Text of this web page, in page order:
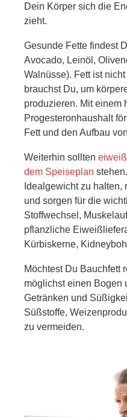
Dein Körper sich die
zieht.
Gesunde Fette findest
Avocado, Leinöl,
Walnüsse). Fett ist
brauchst Du, um
produzieren. Mit einem
Progesteronhaushalt
Fett und den Aufbau
Weiterhin sollten
dem Speiseplan
Idealgewicht zu halten,
und sorgen für die
Stoffwechsel,
pflanzliche
Kürbiskerne,
Möchtest Du Bauchfett
möglichst einen Bogen
Getränken und
Süßstoffe,
zu vermeiden.